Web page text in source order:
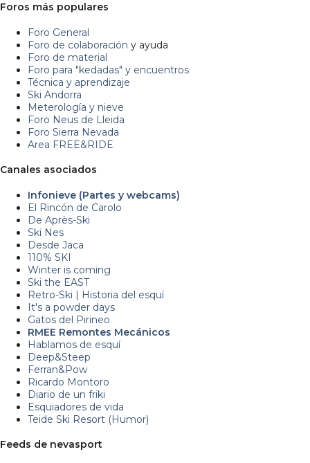
Foros más populares
Foro General
Foro de colaboración y ayuda
Foro de material
Foro para "kedadas" y encuentros
Técnica y aprendizaje
Ski Andorra
Meterología y nieve
Foro Neus de Lleida
Foro Sierra Nevada
Area FREE&RIDE
Canales asociados
Infonieve (Partes y webcams)
El Rincón de Carolo
De Après-Ski
Ski Nes
Desde Jaca
110% SKI
Winter is coming
Ski the EAST
Retro-Ski | Historia del esquí
It's a powder days
Gatos del Pirineo
RMEE Remontes Mecánicos
Hablamos de esquí
Deep&Steep
Ferran&Pow
Ricardo Montoro
Diario de un friki
Esquiadores de vida
Teide Ski Resort (Humor)
Feeds de nevasport